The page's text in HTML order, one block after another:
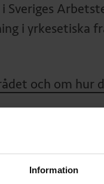
Information
Sveriges
i yrkesetiska
och om hur